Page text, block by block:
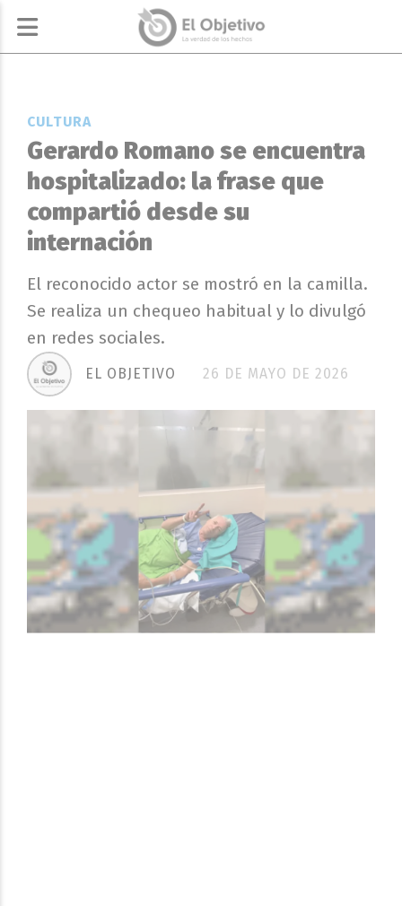
Gerardo Romano se encuentra
hospitalizado: la frase que
compartió desde su
internación
El reconocido actor se mostró en la camilla.
Se realiza un chequeo habitual y lo divulgó
en redes sociales.
CULTURA
26 DE MAYO DE 2026
EL OBJETIVO